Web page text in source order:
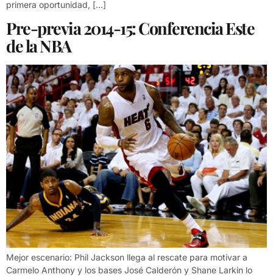
primera oportunidad, […]
Pre-previa 2014-15: Conferencia Este
de la NBA
Mejor escenario: Phil Jackson llega al rescate para motivar a
Carmelo Anthony y los bases José Calderón y Shane Larkin lo